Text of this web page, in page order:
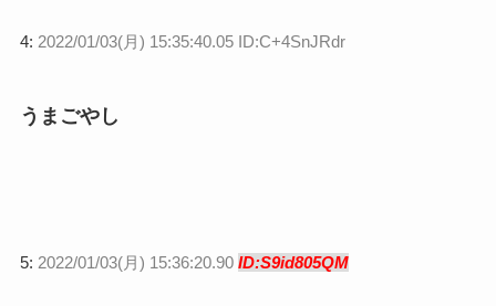
4: 2022/01/03(月) 15:35:40.05 ID:C+4SnJRdr
うまごやし
5: 2022/01/03(月) 15:36:20.90 ID:S9id805QM